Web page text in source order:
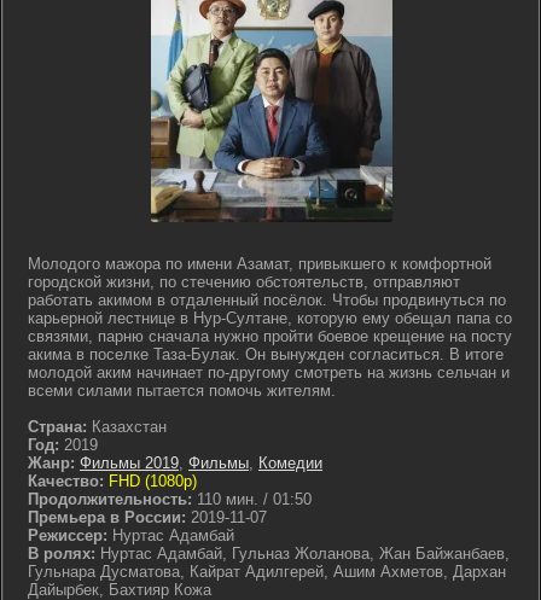
Молодого мажора по имени Азамат, привыкшего к комфортной
городской жизни, по стечению обстоятельств, отправляют
работать акимом в отдаленный посёлок. Чтобы продвинуться по
карьерной лестнице в Нур-Султане, которую ему обещал папа со
связями, парню сначала нужно пройти боевое крещение на посту
акима в поселке Таза-Булак. Он вынужден согласиться. В итоге
молодой аким начинает по-другому смотреть на жизнь сельчан и
всеми силами пытается помочь жителям.
Страна: Казахстан
Год: 2019
Жанр: Фильмы 2019, Фильмы, Комедии
Качество: FHD (1080p)
Продолжительность: 110 мин. / 01:50
Премьера в России: 2019-11-07
Режиссер: Нуртас Адамбай
В ролях: Нуртас Адамбай, Гульназ Жоланова, Жан Байжанбаев,
Гульнара Дусматова, Кайрат Адилгерей, Ашим Ахметов, Дархан
Дайырбек, Бахтияр Кожа